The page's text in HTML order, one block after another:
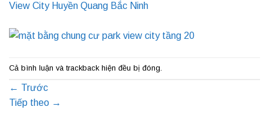
View City Huyền Quang Bắc Ninh
Cả bình luận và trackback hiện đều bị đóng.
← Trước
Tiếp theo →